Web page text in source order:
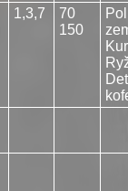
1,3,7
70
150